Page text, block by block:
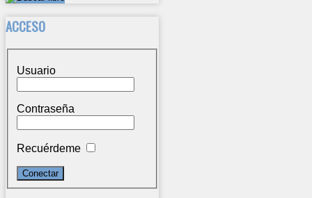
ACCESO
Usuario
Contraseña
Recuérdeme